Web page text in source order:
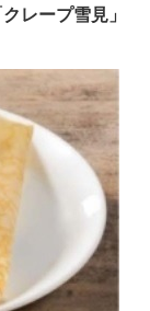
スポーツ
その他
ョッピング
レープ雪見」